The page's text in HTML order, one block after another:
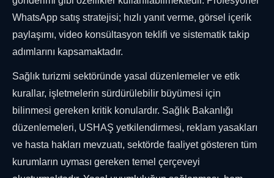
WhatsApp satış stratejisi; hızlı yanıt verme, görsel içerik
paylaşımı, video konsültasyon teklifi ve sistematik takip
adımlarını kapsamaktadır.
Sağlık turizmi sektöründe yasal düzenlemeler ve etik
kurallar, işletmelerin sürdürülebilir büyümesi için
bilinmesi gereken kritik konulardır. Sağlık Bakanlığı
düzenlemeleri, USHAŞ yetkilendirmesi, reklam yasakları
ve hasta hakları mevzuatı, sektörde faaliyet gösteren tüm
kurumların uyması gereken temel çerçeveyi